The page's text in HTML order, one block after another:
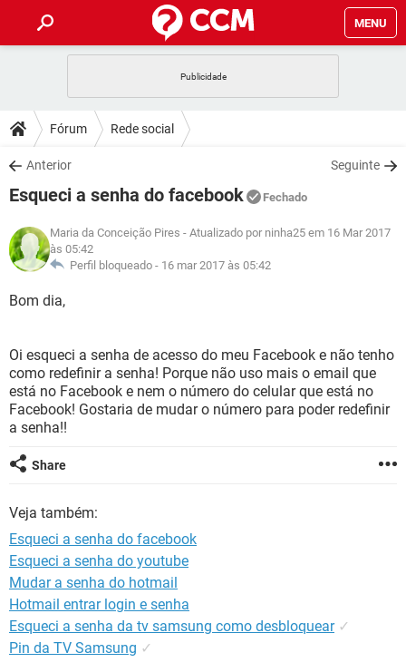
MENU
CELULAR
OUTLOOK
INSTAGRAM GMAIL
GUIA DE COMPRAS
DICAS
JOGOS
INSTAGRAM GMAIL
GUIA DE COMPRAS
DOWNLOADS
JOGOS WHATSAPP
CELULAR FACEBOOK
OUTLOOK EXCEL
FÓRUM
JOGOS WHATSAPP
CELULAR FACEBOOK
OUTLOOK
GUIA DE COMPRAS
GLOSSÁRIO
OUTLOOK EXCEL
INSTAGRAM GMAIL
GUIA DE COMPRAS
Fórum Rede social
Anterior Seguinte
Esqueci a senha do facebook Fechado
Maria da Conceição Pires - Atualizado por ninha25 em 16 Mar 2017
às 05:42
Perfil bloqueado - 16 mar 2017 às 05:42
Bom dia,
Oi esqueci a senha de acesso do meu Facebook e não tenho
como redefinir a senha! Porque não uso mais o email que
está no Facebook e nem o número do celular que está no
Facebook! Gostaria de mudar o número para poder redefinir
a senha!!
Share
Veja também:
Esqueci a senha do facebook
Esqueci a senha do youtube
Mudar a senha do hotmail
Hotmail entrar login e senha
Esqueci a senha da tv samsung como desbloquear ✓
Pin da TV Samsung ✓